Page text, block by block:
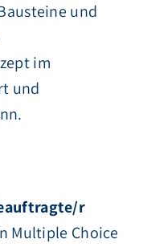
und
im
und
r
Multiple Choice